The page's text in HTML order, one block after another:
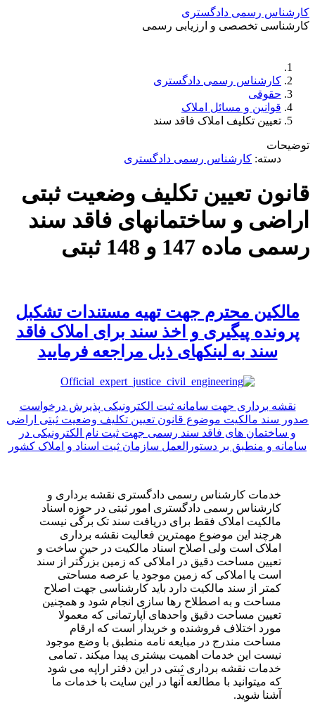
کارشناس رسمی دادگستری
کارشناسی تخصصی و ارزیابی رسمی
کارشناس رسمی دادگستری
حقوقی
قوانین و مسائل املاک
تعیین تکلیف املاک فاقد سند
توضیحات
دسته: کارشناس رسمی دادگستری
قانون تعیین تکلیف وضعیت ثبتی
اراضی و ساختمانهای فاقد سند
رسمی ماده 147 و 148 ثبتی
مالکین محترم جهت تهیه مستندات تشکبل
پرونده پیگیری و اخذ سند برای املاک فاقد
سند به لینکهای ذیل مراجعه فرمایید
نقشه برداری جهت سامانه ثبت الکترونیکی پذیرش درخواست
صدور سند مالکیت موضوع قانون تعیین تکلیف وضعیت ثبتی اراضی
و ساختمان های فاقد سند رسمی جهت ثبت نام الکترونیکی در
سامانه و منطبق بر دستورالعمل سازمان ثبت اسناد و املاک کشور
خدمات کارشناس رسمی دادگستری نقشه برداری و
کارشناس رسمی دادگستری امور ثبتی در حوزه اسناد
مالکیت املاک فقط برای دریافت سند تک برگی نیست
هرچند این موضوع مهمترین فعالیت نقشه برداری
املاک است ولی اصلاح اسناد مالکیت در حین ساخت و
تعیین مساحت دقیق در املاکی که زمین بزرگتر از سند
است یا املاکی که زمین موجود یا عرصه مساحتی
کمتر از سند مالکیت دارد باید کارشناسی جهت اصلاح
مساحت و به اصطلاح رها سازی انجام شود و همچنین
تعیین مساحت دقیق واحدهای آپارتمانی که معمولا
مورد اختلاف فروشنده و خریدار است که ارقام
مساحت مندرج در مبایعه نامه منطبق با وضع موجود
نیست این خدمات اهمیت بیشتری پیدا میکند . تمامی
خدمات نقشه برداری ثبتی در این دفتر اراپه می شود
که میتوانید با مطالعه آنها در این سایت با خدمات ما
آشنا شوید.